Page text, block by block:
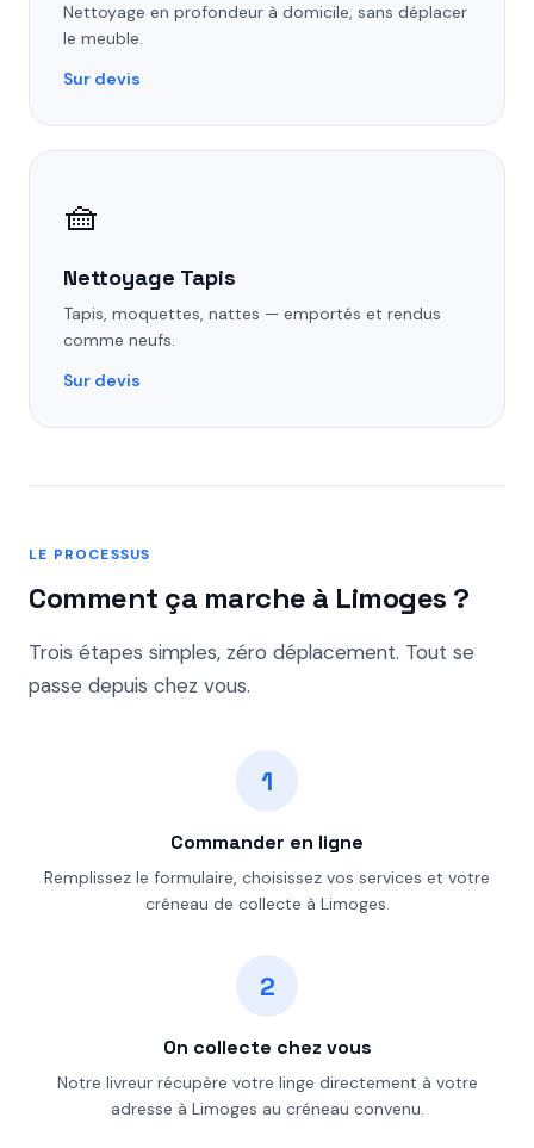
Nettoyage en profondeur à domicile, sans déplacer
le meuble.
Sur devis
🧺
Nettoyage Tapis
Tapis, moquettes, nattes — emportés et rendus
comme neufs.
Sur devis
LE PROCESSUS
Comment ça marche à Limoges ?
Trois étapes simples, zéro déplacement. Tout se
passe depuis chez vous.
1
Commander en ligne
Remplissez le formulaire, choisissez vos services et votre
créneau de collecte à Limoges.
2
On collecte chez vous
Notre livreur récupère votre linge directement à votre
adresse à Limoges au créneau convenu.